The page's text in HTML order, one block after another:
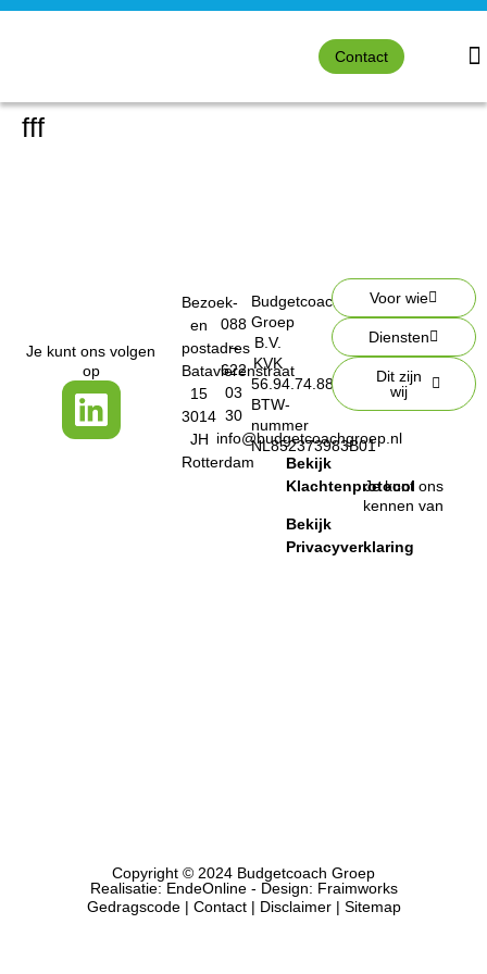
Contact
fff
Je kunt ons volgen
op
Bezoek-
en
postadres
Batavierenstraat
15
3014
JH
Rotterdam
088
–
622
03
30
info@budgetcoachgroep.nl
Budgetcoach
Groep
B.V.
KVK
56.94.74.88
BTW-
nummer
NL852373983B01
Bekijk
Privacyverklaring
Bekijk
Klachtenprotocol
Voor wie
Diensten
Dit zijn
wij
Je kunt ons
kennen van
Copyright © 2024 Budgetcoach Groep
Realisatie: EndeOnline- Design: Fraimworks
Gedragscode| Contact| Disclaimer | Sitemap